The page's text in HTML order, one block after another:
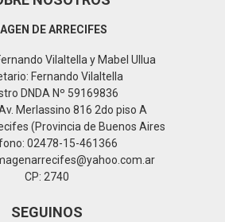
DE ARRECIFES
Vilaltella y Mabel Ullua
Fernando Vilaltella
DNDA Nº 59169836
Merlassino 816 2do piso A
(Provincia de Buenos Aires
02478-15-461366
CP: 2740
SEGUINOS